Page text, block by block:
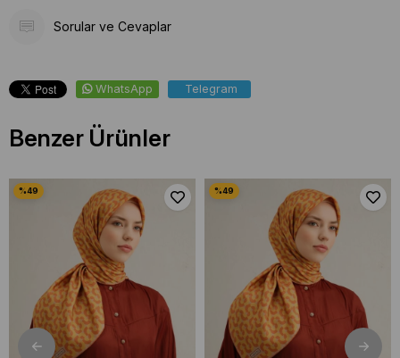
Sorular ve Cevaplar
WhatsApp Telegram
Benzer Ürünler